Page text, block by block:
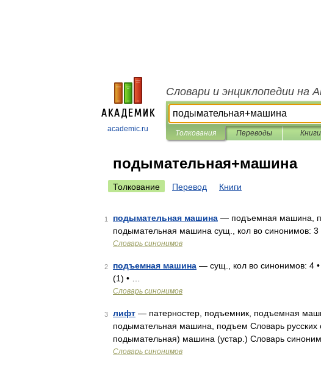
academic.ru
Словари и энциклопедии на
Толкования Переводы Книги
подымательная+машина
Толкование Перевод Книги
1 подымательная машина — подъемная машина,
подымательная машина сущ., кол во синонимов: 3
Словарь синонимов
2 подъемная машина — сущ., кол во синонимов: 4
(1) • …
Словарь синонимов
3 лифт — патерностер, подъемник, подъемная
подымательная машина, подъем Словарь
подымательная) машина (устар.) Словарь
Словарь синонимов